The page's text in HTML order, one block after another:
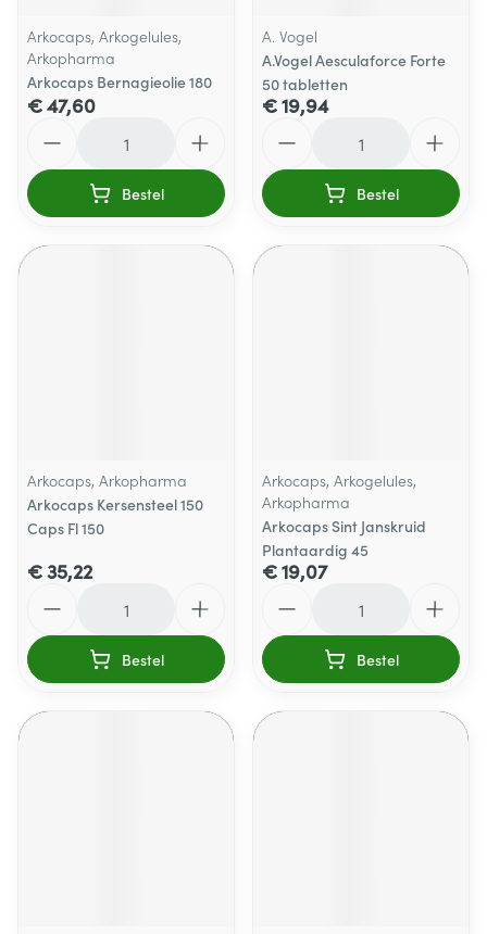
Arkocaps, Arkogelules,
Arkopharma
Arkocaps Bernagieolie 180
€ 47,60
Bestel
A. Vogel
A.Vogel Aesculaforce Forte
50 tabletten
€ 19,94
Bestel
Arkocaps, Arkopharma
Arkocaps Kersensteel 150
Caps Fl 150
€ 35,22
Bestel
Arkocaps, Arkogelules,
Arkopharma
Arkocaps Sint Janskruid
Plantaardig 45
€ 19,07
Bestel